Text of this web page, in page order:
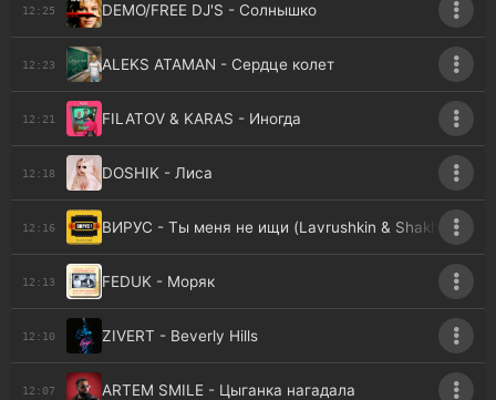
12:25 DEMO/FREE DJ'S - Солнышко
12:23 ALEKS ATAMAN - Сердце колет
12:21 FILATOV & KARAS - Иногда
12:18 DOSHIK - Лиса
12:16 ВИРУС - Ты меня не ищи (Lavrushkin & Shakhov rmx)
12:13 FEDUK - Моряк
12:10 ZIVERT - Beverly Hills
12:07 ARTEM SMILE - Цыганка нагадала